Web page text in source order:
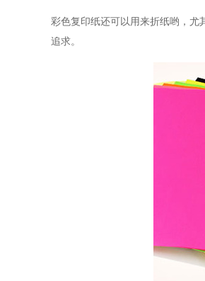
彩色复印纸还可以用来折纸哟，尤
追求。